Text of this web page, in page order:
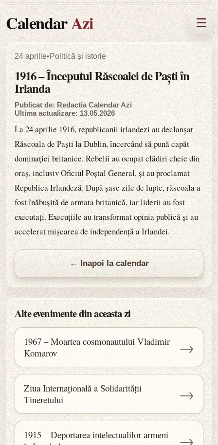
CalendarAzi ☰
24 aprilie•Politică și istorie
1916 – Începutul Răscoalei de Paști în
Irlanda
Publicat de: Redactia Calendar Azi
Ultima actualizare: 13.05.2026
La 24 aprilie 1916, republicanii irlandezi au declanșat
Răscoala de Paști la Dublin, încercând să pună capăt
dominației britanice. Rebelii au ocupat clădiri cheie din
oraș, inclusiv Oficiul Poștal General, și au proclamat
Republica Irlandeză. După șase zile de lupte, răscoala a
fost înăbușită de armata britanică, iar liderii au fost
executați. Execuțiile au transformat opinia publică și au
accelerat mișcarea de independență a Irlandei.
← Inapoi la calendar
Alte evenimente din aceasta zi
1967 – Moartea cosmonautului Vladimir
Komarov
→
Ziua Internațională a Solidarității
Tineretului
→
1915 – Deportarea intelectualilor armeni
→